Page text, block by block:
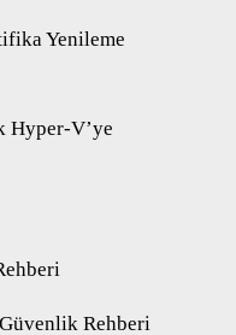
Yenileme
Hyper-V’ye
Rehberi